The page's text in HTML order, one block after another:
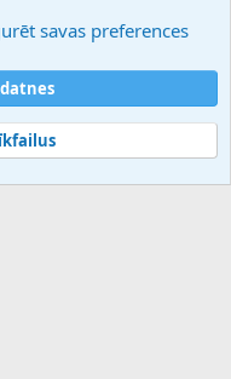
XenForo Ltd.
savas preferences